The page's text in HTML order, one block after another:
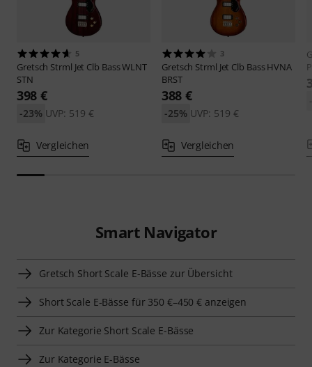
5
Gretsch Strml Jet Clb Bass WLNT
STN
398 €
UVP: 519 €
-23%
Vergleichen
3
Gretsch Strml Jet Clb Bass HVNA
BRST
388 €
UVP: 519 €
-25%
Vergleichen
Smart Navigator
Gretsch Short Scale E-Bässe zur Übersicht
Short Scale E-Bässe für 350 €–450 € anzeigen
Zur Kategorie Short Scale E-Bässe
Zur Kategorie E-Bässe